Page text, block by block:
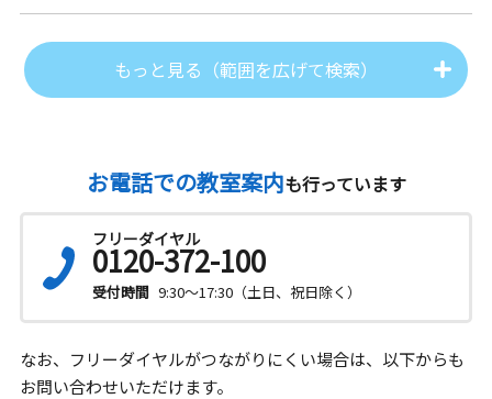
もっと見る（範囲を広げて検索）
お電話での教室案内も行っています
フリーダイヤル
0120-372-100
受付時間 9:30～17:30（土日、祝日除く）
なお、フリーダイヤルがつながりにくい場合は、以下からも
お問い合わせいただけます。